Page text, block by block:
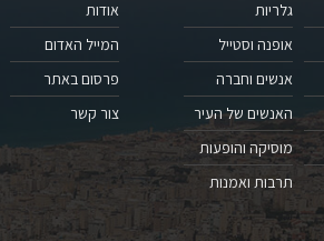
גלריות
אופנה וסטייל
אנשים וחברה
האנשים של העיר
מוסיקה והופעות
תרבות ואמנות
אודות
המייל האדום
פרסום באתר
צור קשר